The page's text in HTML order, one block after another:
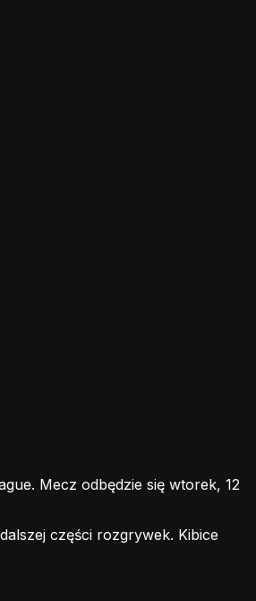
Mecz odbędzie się wtorek, 12
części rozgrywek. Kibice